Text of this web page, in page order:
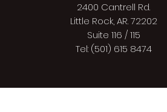
2400 Cantrell Rd.
Little Rock, AR. 72202
Suite 116 / 115
Tel: (501) 615 8474